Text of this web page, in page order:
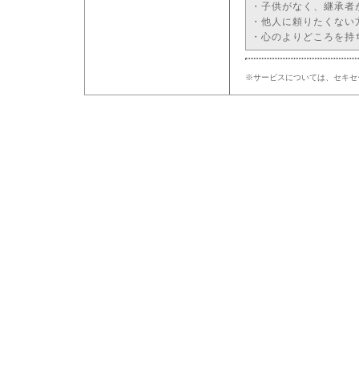
・子供がなく、継承
・他人に頼りたくない
・心のよりどころを持
※サービスについては、セキ